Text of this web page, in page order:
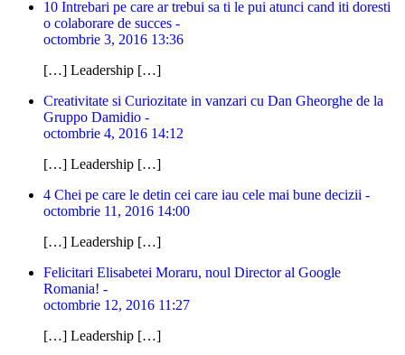
10 Intrebari pe care ar trebui sa ti le pui atunci cand iti doresti
o colaborare de succes -
octombrie 3, 2016 13:36
[…] Leadership […]
Creativitate si Curiozitate in vanzari cu Dan Gheorghe de la
Gruppo Damidio -
octombrie 4, 2016 14:12
[…] Leadership […]
4 Chei pe care le detin cei care iau cele mai bune decizii -
octombrie 11, 2016 14:00
[…] Leadership […]
Felicitari Elisabetei Moraru, noul Director al Google
Romania! -
octombrie 12, 2016 11:27
[…] Leadership […]